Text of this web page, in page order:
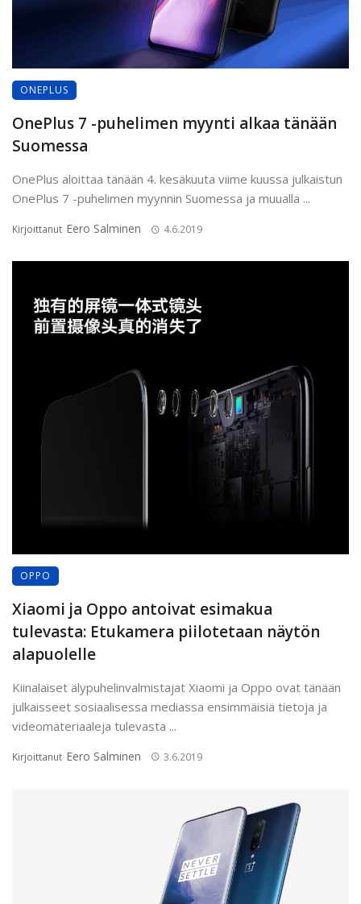
ONEPLUS
OnePlus 7 -puhelimen myynti alkaa tänään
Suomessa
OnePlus aloittaa tänään 4. kesäkuuta viime kuussa julkaistun
OnePlus 7 -puhelimen myynnin Suomessa ja muualla ...
Kirjoittanut Eero Salminen 4.6.2019
OPPO
Xiaomi ja Oppo antoivat esimakua
tulevasta: Etukamera piilotetaan näytön
alapuolelle
Kiinalaiset älypuhelinvalmistajat Xiaomi ja Oppo ovat tänään
julkaisseet sosiaalisessa mediassa ensimmäisiä tietoja ja
videomateriaaleja tulevasta ...
Kirjoittanut Eero Salminen 3.6.2019